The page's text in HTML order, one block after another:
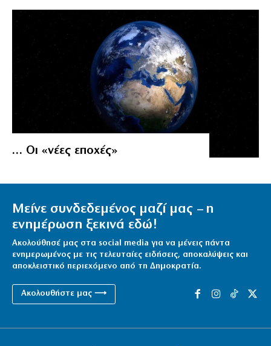
… Οι «νέες εποχές»
Μείνε συνδεδεμένος μαζί μας – η
ενημέρωση ξεκινά εδώ!
Ακολούθησέ μας στα social media για να μένεις πάντα
ενημερωμένος με τις τελευταίες ειδήσεις, αποκαλύψεις και
αποκλειστικό περιεχόμενο από τη Δημοκρατία.
Ακολουθήστε μας ⟶